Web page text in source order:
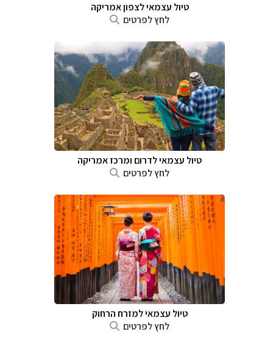
טיול עצמאי לצפון אמריקה
לחץ לפרטים
טיול עצמאי לדרום ומרכז אמריקה
לחץ לפרטים
טיול עצמאי למזרח הרחוק
לחץ לפרטים